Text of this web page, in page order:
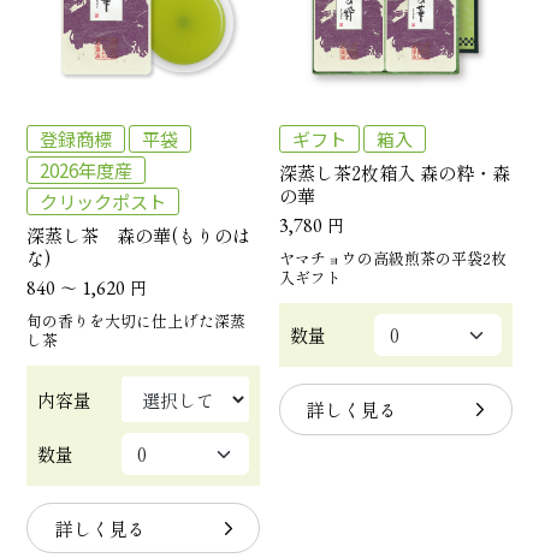
登録商標
平袋
2026年度産
クリックポスト
深蒸し茶 森の華(もりのは
な)
840 ～ 1,620 円
旬の香りを大切に仕上げた深蒸
し茶
内容量
数量
詳しく見る
ギフト
箱入
深蒸し茶2枚箱入 森の粋・森
の華
3,780 円
ヤマチョウの高級煎茶の平袋2枚
入ギフト
数量
詳しく見る